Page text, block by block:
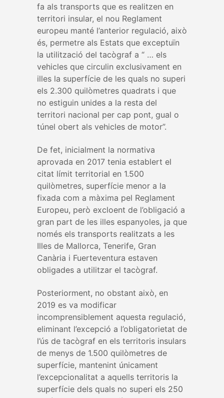
fa als transports que es realitzen en
territori insular, el nou Reglament
europeu manté l’anterior regulació, això
és, permetre als Estats que exceptuïn
la utilització del tacògraf a “ … els
vehicles que circulin exclusivament en
illes la superfície de les quals no superi
els 2.300 quilòmetres quadrats i que
no estiguin unides a la resta del
territori nacional per cap pont, gual o
túnel obert als vehicles de motor”.
De fet, inicialment la normativa
aprovada en 2017 tenia establert el
citat límit territorial en 1.500
quilòmetres, superfície menor a la
fixada com a màxima pel Reglament
Europeu, però excloent de l’obligació a
gran part de les illes espanyoles, ja que
només els transports realitzats a les
Illes de Mallorca, Tenerife, Gran
Canària i Fuerteventura estaven
obligades a utilitzar el tacògraf.
Posteriorment, no obstant això, en
2019 es va modificar
incomprensiblement aquesta regulació,
eliminant l’excepció a l’obligatorietat de
l’ús de tacògraf en els territoris insulars
de menys de 1.500 quilòmetres de
superfície, mantenint únicament
l’excepcionalitat a aquells territoris la
superfície dels quals no superi els 250